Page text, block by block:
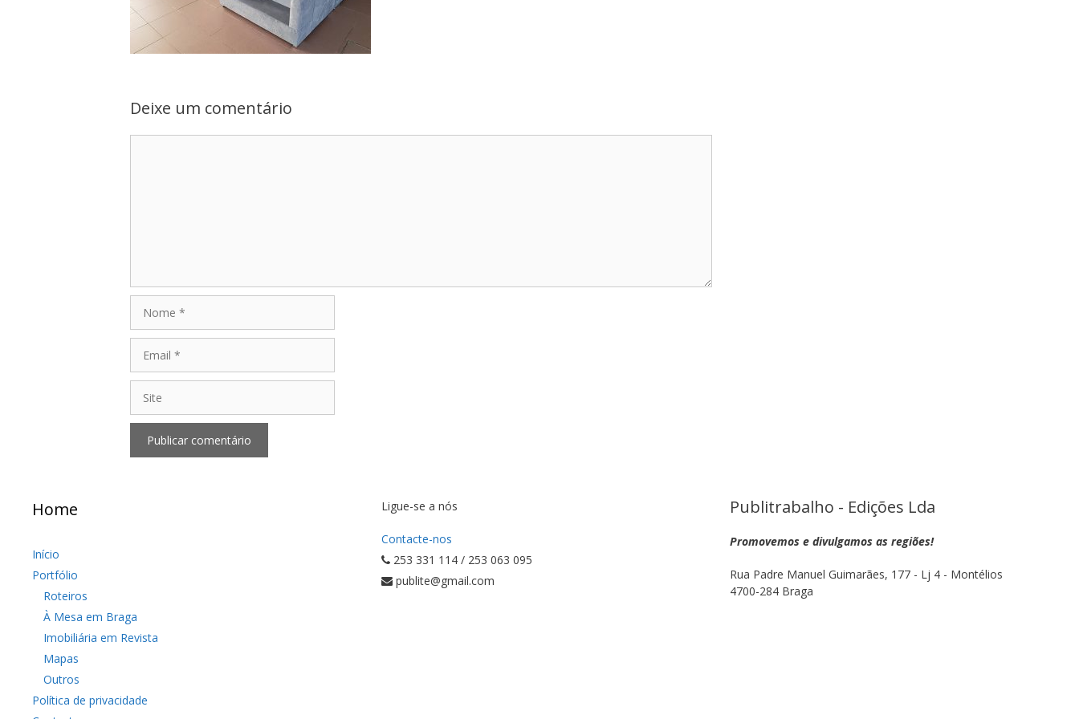
Deixe um comentário
Home
Início
Portfólio
Roteiros
À Mesa em Braga
Imobiliária em Revista
Mapas
Outros
Política de privacidade
Ligue-se a nós
Contacte-nos
253 331 114 / 253 063 095
publite@gmail.com
Publitrabalho - Edições Lda
Promovemos e divulgamos as regiões!
Rua Padre Manuel Guimarães, 177 - Lj 4 - Montélios
4700-284 Braga